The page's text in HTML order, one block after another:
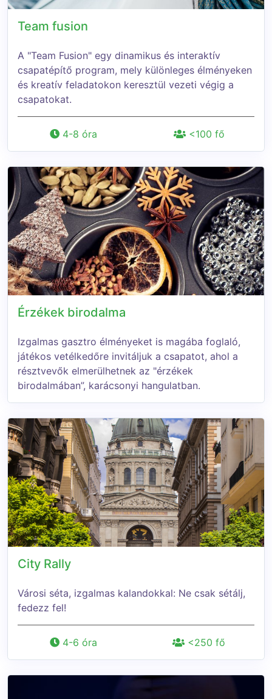
Team fusion
A "Team Fusion" egy dinamikus és interaktív
csapatépítő program, mely különleges élményeken
és kreatív feladatokon keresztül vezeti végig a
csapatokat.
4-8 óra <100 fő
Érzékek birodalma
Izgalmas gasztro élményeket is magába foglaló,
játékos vetélkedőre invitáljuk a csapatot, ahol a
résztvevők elmerülhetnek az "érzékek
birodalmában”, karácsonyi hangulatban.
City Rally
Városi séta, izgalmas kalandokkal: Ne csak sétálj,
fedezz fel!
4-6 óra <250 fő